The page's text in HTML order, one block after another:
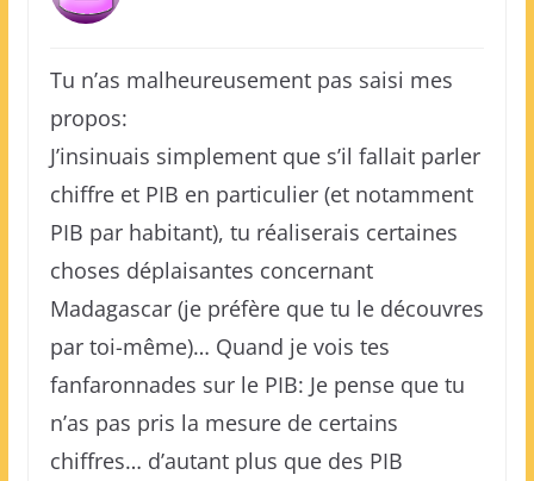
Tu n’as malheureusement pas saisi mes
propos:
J’insinuais simplement que s’il fallait parler
chiffre et PIB en particulier (et notamment
PIB par habitant), tu réaliserais certaines
choses déplaisantes concernant
Madagascar (je préfère que tu le découvres
par toi-même)… Quand je vois tes
fanfaronnades sur le PIB: Je pense que tu
n’as pas pris la mesure de certains
chiffres… d’autant plus que des PIB